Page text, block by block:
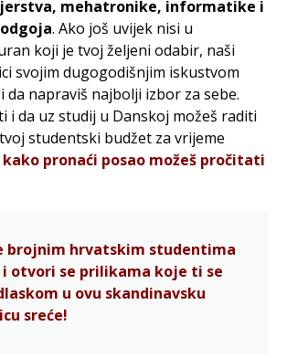
mehatronike, informatike i
. Ako još uvijek nisi u
koji je tvoj željeni odabir, naši
svojim dugogodišnjim iskustvom
da napraviš najbolji izbor za sebe.
i da uz studij u Danskoj možeš raditi
studentski budžet za vrijeme
kako pronaći posao možeš pročitati
brojnim hrvatskim studentima
i otvori se prilikama koje ti se
u ovu skandinavsku
sreće!